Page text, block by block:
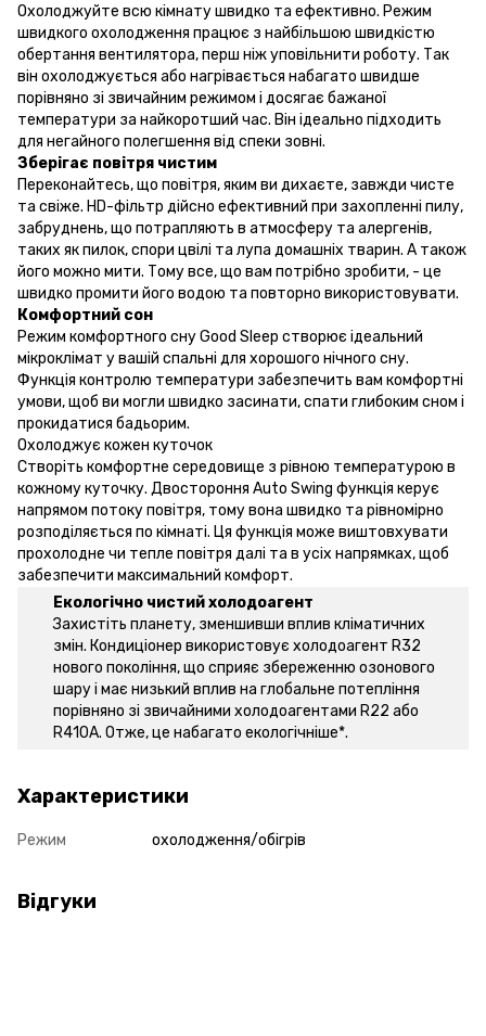
Охолоджуйте всю кімнату швидко та ефективно. Режим
швидкого охолодження працює з найбільшою швидкістю
обертання вентилятора, перш ніж уповільнити роботу. Так
він охолоджується або нагрівається набагато швидше
порівняно зі звичайним режимом і досягає бажаної
температури за найкоротший час. Він ідеально підходить
для негайного полегшення від спеки зовні.
Зберігає повітря чистим
Переконайтесь, що повітря, яким ви дихаєте, завжди чисте
та свіже. HD-фільтр дійсно ефективний при захопленні пилу,
забруднень, що потрапляють в атмосферу та алергенів,
таких як пилок, спори цвілі та лупа домашніх тварин. А також
його можно мити. Тому все, що вам потрібно зробити, - це
швидко промити його водою та повторно використовувати.
Комфортний сон
Режим комфортного сну Good Sleep створює ідеальний
мікроклімат у вашій спальні для хорошого нічного сну.
Функція контролю температури забезпечить вам комфортні
умови, щоб ви могли швидко засинати, спати глибоким сном і
прокидатися бадьорим.
Охолоджує кожен куточок
Створіть комфортне середовище з рівною температурою в
кожному куточку. Двостороння Auto Swing функція керує
напрямом потоку повітря, тому вона швидко та рівномірно
розподіляється по кімнаті. Ця функція може виштовхувати
прохолодне чи тепле повітря далі та в усіх напрямках, щоб
забезпечити максимальний комфорт.
Екологічно чистий холодоагент
Захистіть планету, зменшивши вплив кліматичних
змін. Кондиціонер використовує холодоагент R32
нового покоління, що сприяє збереженню озонового
шару і має низький вплив на глобальне потепління
порівняно зі звичайними холодоагентами R22 або
R410A. Отже, це набагато екологічніше*.
Характеристики
Режим охолодження/обігрів
Відгуки